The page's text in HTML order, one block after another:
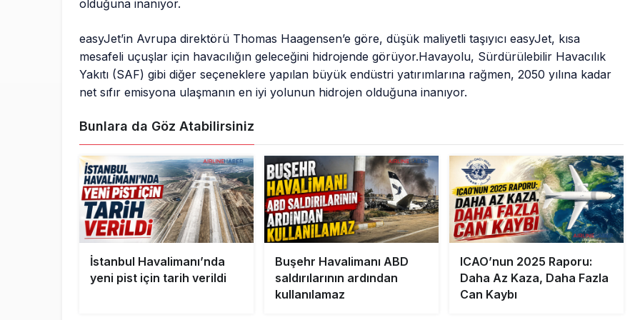
olduğuna inanıyor.
easyJet’in Avrupa direktörü Thomas Haagensen’e göre, düşük maliyetli taşıyıcı easyJet, kısa
mesafeli uçuşlar için havacılığın geleceğini hidrojende görüyor.Havayolu, Sürdürülebilir Havacılık
Yakıtı (SAF) gibi diğer seçeneklere yapılan büyük endüstri yatırımlarına rağmen, 2050 yılına kadar
net sıfır emisyona ulaşmanın en iyi yolunun hidrojen olduğuna inanıyor.
Bunlara da Göz Atabilirsiniz
İstanbul Havalimanı’nda
yeni pist için tarih verildi
Buşehr Havalimanı ABD
saldırılarının ardından
kullanılamaz
ICAO’nun 2025 Raporu:
Daha Az Kaza, Daha Fazla
Can Kaybı